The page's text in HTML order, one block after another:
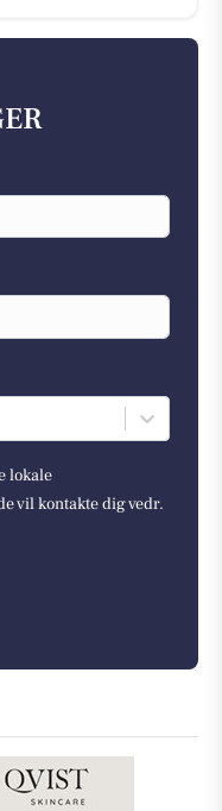
lokale
vil kontakte dig vedr.